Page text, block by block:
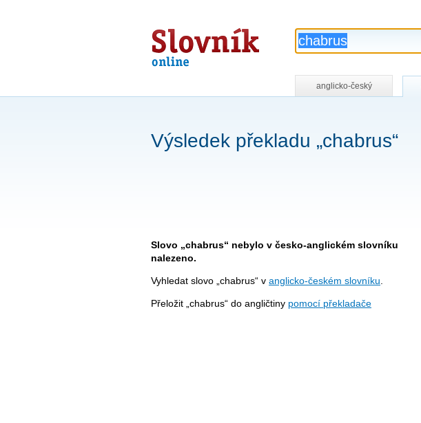
Slovník
online
anglicko-český
Výsledek překladu „chabrus“
Slovo „chabrus“ nebylo v česko-anglickém slovníku
nalezeno.
Vyhledat slovo „chabrus“ v anglicko-českém slovníku
Přeložit „chabrus“ do angličtiny pomocí překladače